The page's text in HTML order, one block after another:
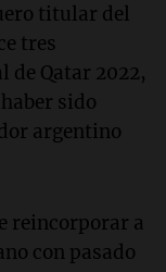
titular del
tres
Qatar 2022,
sido
argentino
reincorporar a
con pasado